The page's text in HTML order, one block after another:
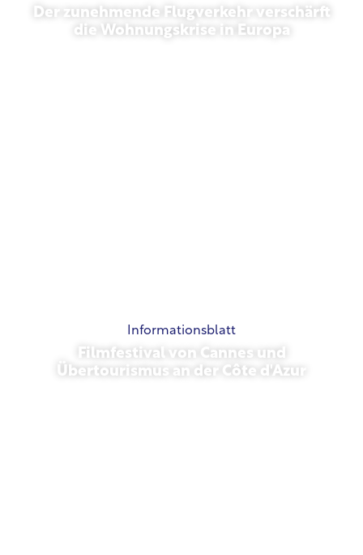
Der zunehmende Flugverkehr verschärft
die Wohnungskrise in Europa
Informationsblatt
Filmfestival von Cannes und
Übertourismus an der Côte d'Azur